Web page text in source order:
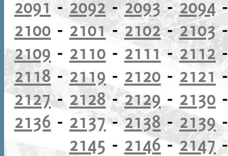
2091 -2092 -2093-2094
2100 - 2101-2102-2103
2109 - 2110 - 2111-2112
2118- 2119 - 2120 - 2121
2127- 2128-2129 - 2130
2136 - 2137-2138- 2139
2145 - 2146-2147